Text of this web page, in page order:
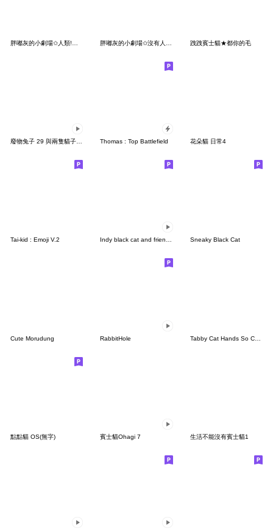
跩跩賓士貓★都你的毛
Thomas : Top Battlefield 花朵貓 日常4
Tai-kid : Emoji V.2 Indy black cat and friends IV Sneaky Black Cat
Cute Morudung RabbitHole Tabby Cat Hands So Cute
點點貓 OS(無字) 賓士貓Ohagi 7 生活不能沒有賓士貓1